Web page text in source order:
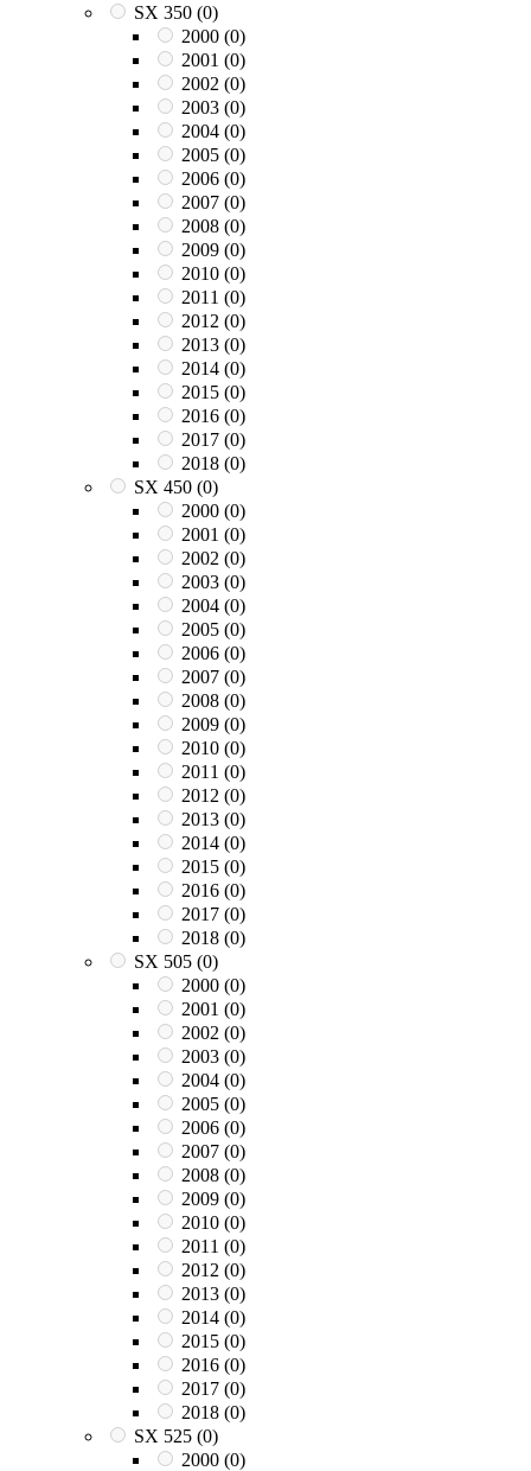
SX 350 (0)
2000 (0)
2001 (0)
2002 (0)
2003 (0)
2004 (0)
2005 (0)
2006 (0)
2007 (0)
2008 (0)
2009 (0)
2010 (0)
2011 (0)
2012 (0)
2013 (0)
2014 (0)
2015 (0)
2016 (0)
2017 (0)
2018 (0)
SX 450 (0)
2000 (0)
2001 (0)
2002 (0)
2003 (0)
2004 (0)
2005 (0)
2006 (0)
2007 (0)
2008 (0)
2009 (0)
2010 (0)
2011 (0)
2012 (0)
2013 (0)
2014 (0)
2015 (0)
2016 (0)
2017 (0)
2018 (0)
SX 505 (0)
2000 (0)
2001 (0)
2002 (0)
2003 (0)
2004 (0)
2005 (0)
2006 (0)
2007 (0)
2008 (0)
2009 (0)
2010 (0)
2011 (0)
2012 (0)
2013 (0)
2014 (0)
2015 (0)
2016 (0)
2017 (0)
2018 (0)
SX 525 (0)
2000 (0)